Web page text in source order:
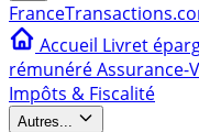
France
Accueil Livret
rémunéréAssurance-
Impôts & Fiscalité
Autres...